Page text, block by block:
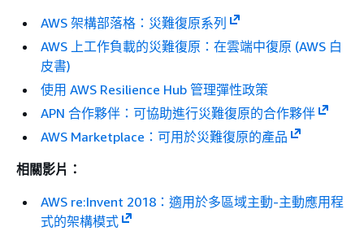
AWS 架構部落格：災難復原系列
AWS 上工作負載的災難復原：在雲端中復原 (AWS 白
皮書)
使用 AWS Resilience Hub 管理彈性政策
APN 合作夥伴：可協助進行災難復原的合作夥伴
AWS Marketplace：可用於災難復原的產品
相關影片：
AWS re:Invent 2018：適用於多區域主動-主動應用程
式的架構模式